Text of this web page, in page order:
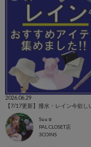
2026.06.29
Suu☺︎
PAL CLOSET店
3COINS